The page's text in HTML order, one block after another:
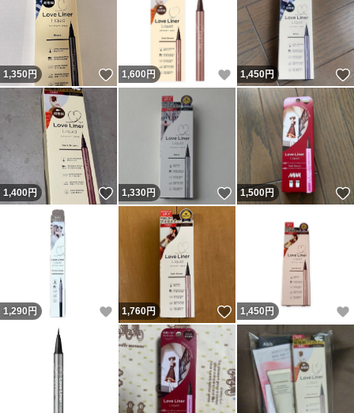
1,350円 いいね！
1,600 円 いいね！
1,450円
1,400円 いいね！
1,330円 いいね！
1,500円
1,290 円 いいね！
1,760円 いいね！
1,450 円